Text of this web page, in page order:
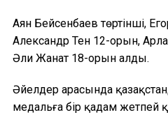
Аян Бейсенбаев төртінші,
Александр Тен 12-орын,
Әли Жанат 18-орын алды.
Әйелдер арасында
медальға бір қадам жетпей